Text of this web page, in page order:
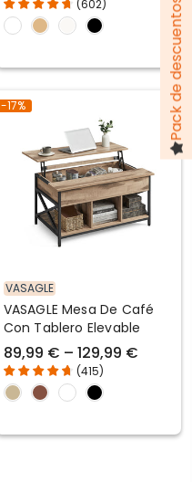
(602)
-17%
VASAGLE
VASAGLE Mesa De Café
Con Tablero Elevable
89,99 € – 129,99 €
(415)